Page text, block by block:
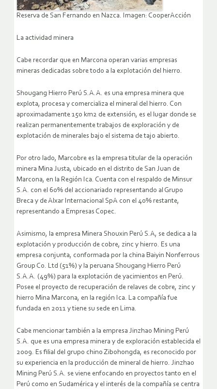
Reserva de San Fernando en Nazca. Imagen: CooperAcción
La actividad minera
Cabe recordar que en Marcona operan varias empresas
mineras dedicadas sobre todo a la explotación del hierro.
Shougang Hierro Perú S.A.A. es una empresa minera que
explota, procesa y comercializa el mineral del hierro. Con
aproximadamente 150 km2 de extensión, es el lugar donde se
realizan permanentemente trabajos de exploración y de
explotación de minerales bajo el sistema de tajo abierto.
Por otro lado, Marcobre es la empresa titular de la operación
minera Mina Justa, ubicado en el distrito de San Juan de
Marcona, en la Región Ica. Cuenta con el respaldo de Minsur
S.A. con el 60% del accionariado representando al Grupo
Breca y de Alxar Internacional SpA con el 40% restante,
representando a Empresas Copec.
Asimismo, la empresa Minera Shouxin Perú S.A, se dedica a la
explotación y producción de cobre, zinc y hierro. Es una
empresa conjunta, conformada por la china Baiyin Nonferrous
Group Co. Ltd (51%) y la peruana Shougang Hierro Perú
S.A.A. (49%) para la explotación de yacimientos en Perú.
Posee el proyecto de recuperación de relaves de cobre, zinc y
hierro Mina Marcona, en la región Ica. La compañía fue
fundada en 2011 y tiene su sede en Lima.
Cabe mencionar también a la empresa Jinzhao Mining Perú
S.A. que es una empresa minera y de exploración establecida el
2009. Es filial del grupo chino Zibohongda, es reconocido por
su experiencia en la producción de mineral de hierro. Jinzhao
Mining Perú S.A. se viene enfocando en proyectos tanto en el
Perú como en Sudamérica y el interés de la compañía se centra